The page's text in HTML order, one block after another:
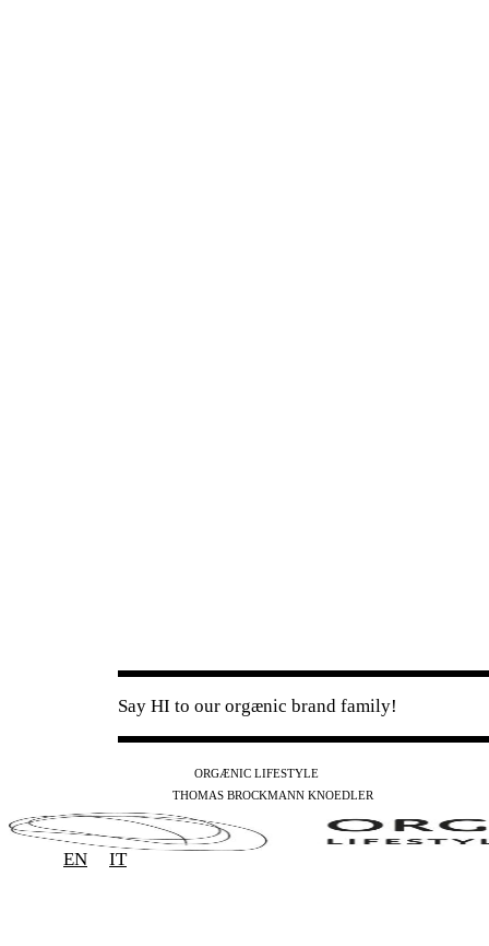
Say HI to our orgænic brand family!
ORGÆNIC LIFESTYLE
THOMAS BROCKMANN KNOEDLER
SPOTIFYAPPLE
EN IT